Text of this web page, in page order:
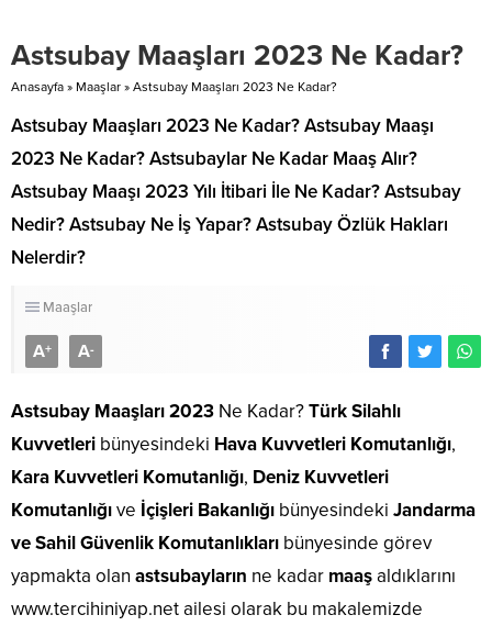
Astsubay Maaşları 2023 Ne Kadar?
Anasayfa » Maaşlar » Astsubay Maaşları 2023 Ne Kadar?
Astsubay Maaşları 2023 Ne Kadar? Astsubay Maaşı
2023 Ne Kadar? Astsubaylar Ne Kadar Maaş Alır?
Astsubay Maaşı 2023 Yılı İtibari İle Ne Kadar? Astsubay
Nedir? Astsubay Ne İş Yapar? Astsubay Özlük Hakları
Nelerdir?
Maaşlar
A+ A-
Astsubay Maaşları 2023 Ne Kadar?Türk Silahlı
Kuvvetleri bünyesindeki Hava Kuvvetleri Komutanlığı,
Kara Kuvvetleri Komutanlığı, Deniz Kuvvetleri
Komutanlığıve İçişleri Bakanlığı bünyesindeki Jandarma
ve Sahil Güvenlik Komutanlıkları bünyesinde görev
yapmakta olan astsubayların ne kadar maaşaldıklarını
www.tercihiniyap.net ailesi olarak bu makalemizde